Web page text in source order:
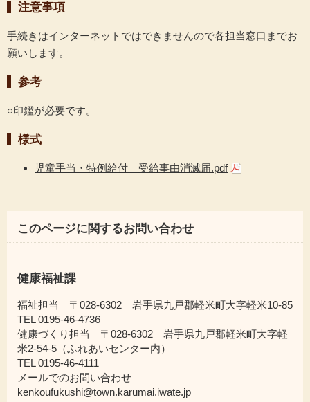
注意事項
手続きはインターネットではできませんので各担当窓口までお
願いします。
参考
○印鑑が必要です。
様式
児童手当・特例給付 受給事由消滅届.pdf
このページに関するお問い合わせ
健康福祉課
福祉担当 〒028-6302 岩手県九戸郡軽米町大字軽米10-85
TEL 0195-46-4736
健康づくり担当 〒028-6302 岩手県九戸郡軽米町大字軽
米2-54-5（ふれあいセンター内）
TEL 0195-46-4111
メールでのお問い合わせ
kenkoufukushi@town.karumai.iwate.jp